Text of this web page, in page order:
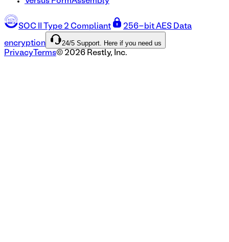
SOC II Type 2 Compliant 256-bit AES Data
encryption 24/5 Support. Here if you need us
Privacy Terms© 2026 Restly, Inc.